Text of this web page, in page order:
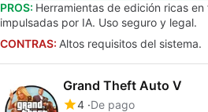
PROS: Herramientas de edición ricas
impulsadas por IA. Uso seguro y legal.
CONTRAS: Altos requisitos del sistema.
Grand Theft Auto V
4 De pago